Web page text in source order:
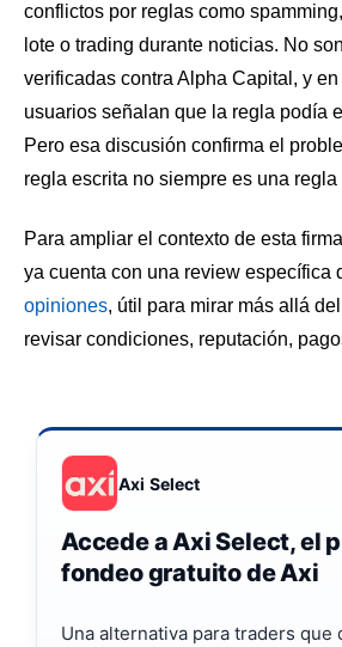
conflictos por reglas como
lote o trading durante noticias. No
verificadas contra Alpha Capital, y
usuarios señalan que la regla podía
Pero esa discusión confirma el
regla escrita no siempre es una regla
Para ampliar el contexto de esta
ya cuenta con una review específica
opiniones, útil para mirar más allá
revisar condiciones, reputación,
Axi Select
Accede a Axi Select, el
fondeo gratuito de Axi
Una alternativa para traders que